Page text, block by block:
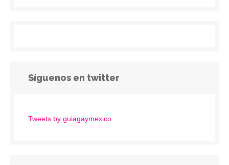
Síguenos en twitter
Tweets by guiagaymexico